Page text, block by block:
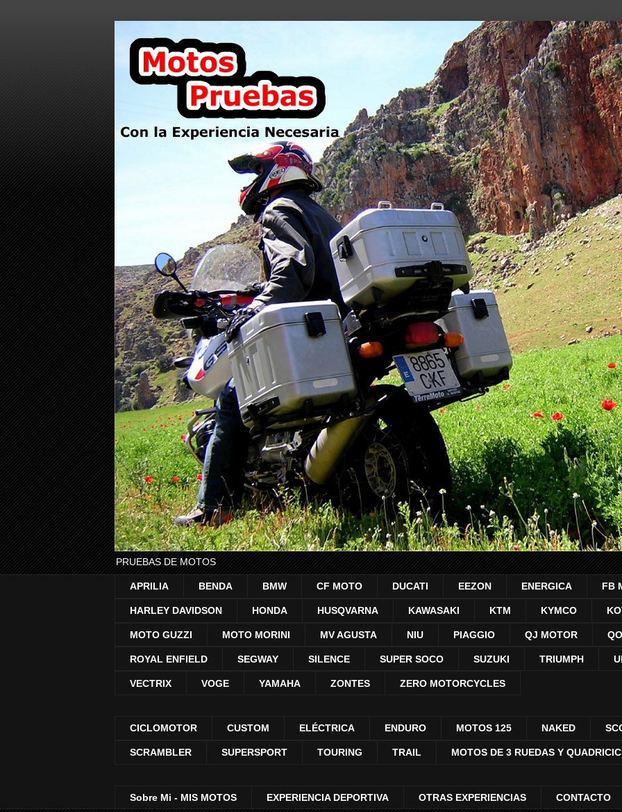
PRUEBAS DE MOTOS
APRILIA BENDA BMW CF MOTO DUCATI EEZON ENERGICA FB
HARLEY DAVIDSON HONDA HUSQVARNA KAWASAKI KTM KYMCO
MOTO GUZZI MOTO MORINI MV AGUSTA NIU PIAGGIO QJ MOTOR
ROYAL ENFIELD SEGWAY SILENCE SUPER SOCO SUZUKI TRIUMPH
VECTRIX VOGE YAMAHA ZONTES ZERO MOTORCYCLES
CICLOMOTOR CUSTOM ELÉCTRICA ENDURO MOTOS 125 NAKED
SCRAMBLER SUPERSPORT TOURING TRAIL MOTOS DE 3 RUEDAS Y
Sobre Mi - MIS MOTOS EXPERIENCIA DEPORTIVA OTRAS EXPERIENCIAS CONTACTO